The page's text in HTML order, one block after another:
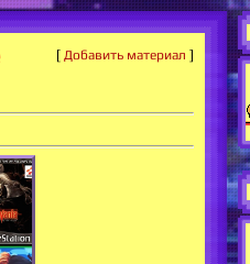
[ Добавить материал ]